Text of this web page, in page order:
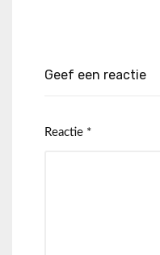
Geef een reactie
Reactie *